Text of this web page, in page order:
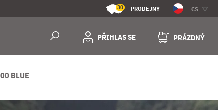
30 PRODEJNY CS
PŘIHLAS SE PRÁZDNÝ
BLUE